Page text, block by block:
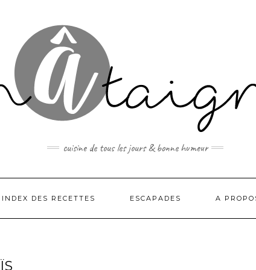
cuisine de tous les jours & bonne humeur
INDEX DES RECETTES ESCAPADES A